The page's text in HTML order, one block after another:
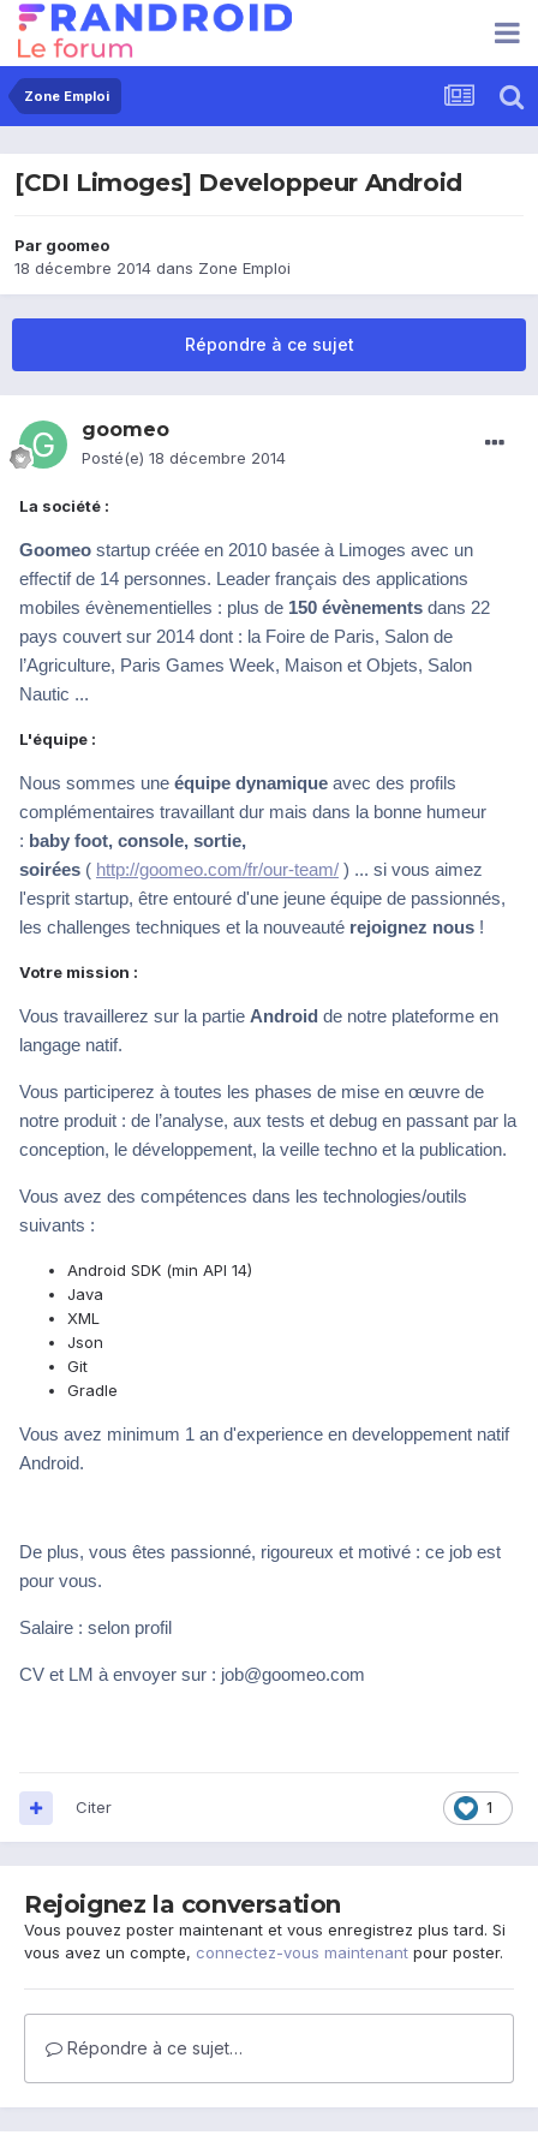
Zone Emploi
[CDI Limoges] Developpeur Android
Par goomeo
18 décembre 2014 dans Zone Emploi
Répondre à ce sujet
goomeo
Posté(e) 18 décembre 2014
La société :
Goomeo startup créée en 2010 basée à Limoges avec un
effectif de 14 personnes. Leader français des applications
mobiles évènementielles : plus de 150 évènements dans 22
pays couvert sur 2014 dont : la Foire de Paris, Salon de
l’Agriculture, Paris Games Week, Maison et Objets, Salon
Nautic ...
L'équipe :
Nous sommes une équipe dynamique avec des profils
complémentaires travaillant dur mais dans la bonne humeur
: baby foot, console, sortie,
soirées ( http://goomeo.com/fr/our-team/ ) ... si vous aimez
l'esprit startup, être entouré d'une jeune équipe de passionnés,
les challenges techniques et la nouveauté rejoignez nous !
Votre mission :
Vous travaillerez sur la partie Android de notre plateforme en
langage natif.
Vous participerez à toutes les phases de mise en œuvre de
notre produit : de l’analyse, aux tests et debug en passant par la
conception, le développement, la veille techno et la publication.
Vous avez des compétences dans les technologies/outils
suivants :
Android SDK (min API 14)
Java
XML
Json
Git
Gradle
Vous avez minimum 1 an d'experience en developpement natif
Android.
De plus, vous êtes passionné, rigoureux et motivé : ce job est
pour vous.
Salaire : selon profil
CV et LM à envoyer sur : job@goomeo.com
1
Citer
Rejoignez la conversation
Vous pouvez poster maintenant et vous enregistrez plus tard. Si
vous avez un compte, connectez-vous maintenant pour poster.
Répondre à ce sujet…